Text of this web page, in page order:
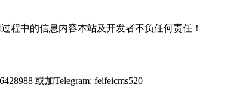
程中的信息内容本站及开发者不负任何责任！
或加Telegram: feifeicms520